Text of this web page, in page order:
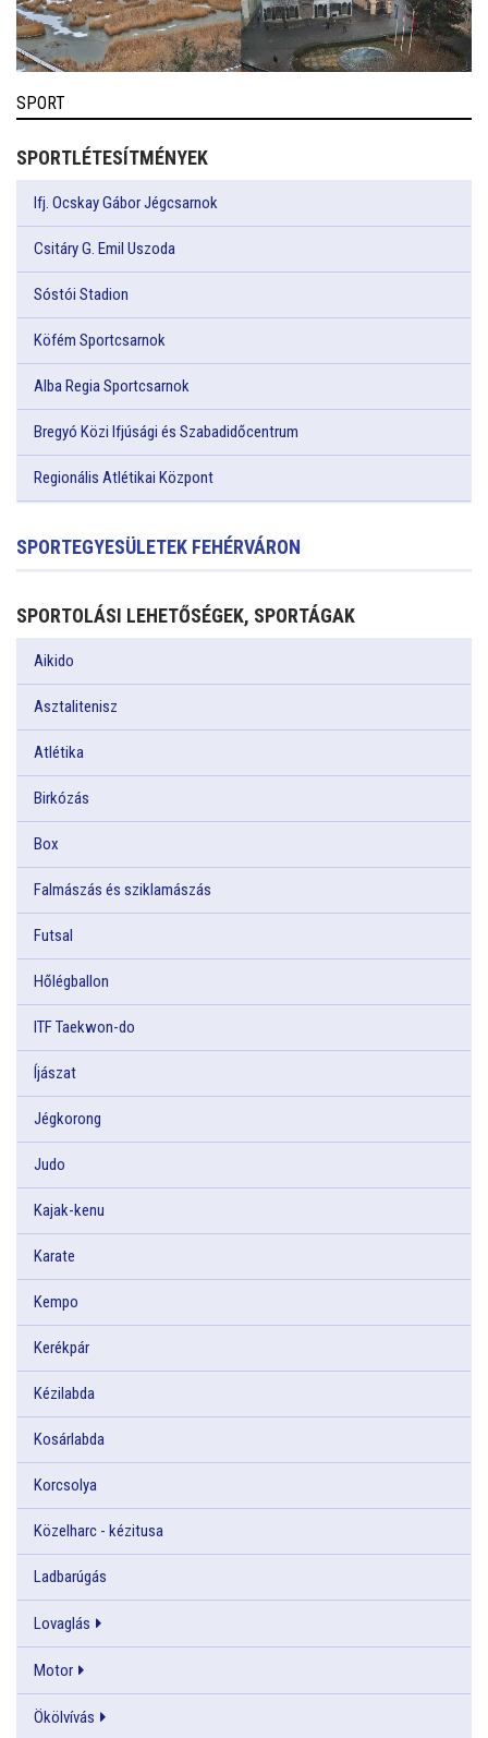
SPORT
SPORTLÉTESÍTMÉNYEK
Ifj. Ocskay Gábor Jégcsarnok
Csitáry G. Emil Uszoda
Sóstói Stadion
Köfém Sportcsarnok
Alba Regia Sportcsarnok
Bregyó Közi Ifjúsági és Szabadidőcentrum
Regionális Atlétikai Központ
SPORTEGYESÜLETEK FEHÉRVÁRON
SPORTOLÁSI LEHETŐSÉGEK, SPORTÁGAK
Aikido
Asztalitenisz
Atlétika
Birkózás
Box
Falmászás és sziklamászás
Futsal
Hőlégballon
ITF Taekwon-do
Íjászat
Jégkorong
Judo
Kajak-kenu
Karate
Kempo
Kerékpár
Kézilabda
Kosárlabda
Korcsolya
Közelharc - kézitusa
Ladbarúgás
Lovaglás
Motor
Ökölvívás